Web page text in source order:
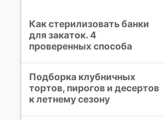
Как стерилизовать банки
для закаток. 4
проверенных способа
Подборка клубничных
тортов, пирогов и десертов
к летнему сезону